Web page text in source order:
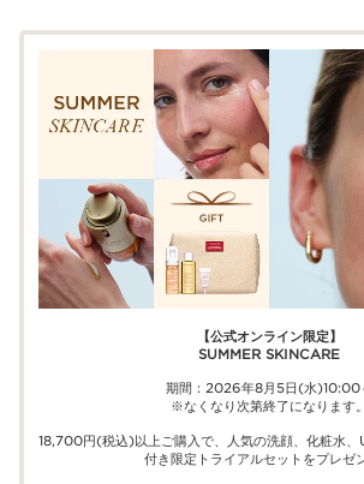
【公式オンライン限定】​​
SUMMER SKINCARE
期間：2026年8月5日(水)10:00
※なくなり次第終了になります。
18,700円(税込)以上ご購入で、​人気の洗顔、化粧水
付き限定トライアルセットをプレゼ